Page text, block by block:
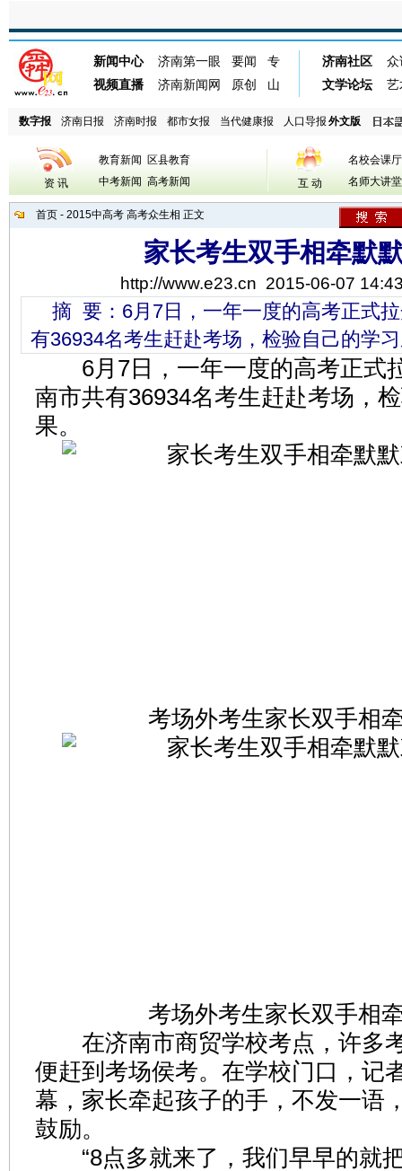
数字报 济南日报 济南时报 都市女报 当代健康报 人口导报 外文版
教育新闻
区县教育
中考新闻 高考新闻
名校会课厅
名师大讲堂
资 讯 互 动
首页 - 2015中高考 高考众生相 正文
家长考生双手相牵默
http://www.e23.cn 2015-06-07
摘 要：6月7日，一年一度的高考正式
有36934名考生赶赴考场，检验自己的学
6月7日，一年一度的高考正式
南市共有36934名考生赶赴考场，
果。
考场外考生家长双手相
考场外考生家长双手相
在济南市商贸学校考点，许多
便赶到考场侯考。在学校门口，记
幕，家长牵起孩子的手，不发一语
鼓励。
“8点多就来了，我们早早的就把